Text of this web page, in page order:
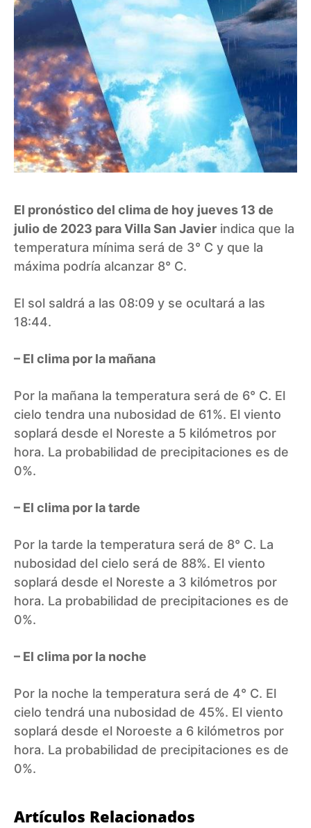
El pronóstico del clima de hoy jueves 13 de
julio de 2023 para Villa San Javier indica que la
temperatura mínima será de 3° C y que la
máxima podría alcanzar 8° C.
El sol saldrá a las 08:09 y se ocultará a las
18:44.
– El clima por la mañana
Por la mañana la temperatura será de 6° C. El
cielo tendra una nubosidad de 61%. El viento
soplará desde el Noreste a 5 kilómetros por
hora. La probabilidad de precipitaciones es de
0%.
– El clima por la tarde
Por la tarde la temperatura será de 8° C. La
nubosidad del cielo será de 88%. El viento
soplará desde el Noreste a 3 kilómetros por
hora. La probabilidad de precipitaciones es de
0%.
– El clima por la noche
Por la noche la temperatura será de 4° C. El
cielo tendrá una nubosidad de 45%. El viento
soplará desde el Noroeste a 6 kilómetros por
hora. La probabilidad de precipitaciones es de
0%.
Artículos Relacionados